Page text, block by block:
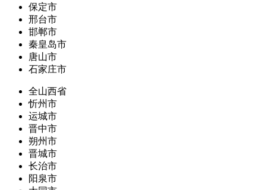
保定市
邢台市
邯郸市
秦皇岛市
唐山市
石家庄市
全山西省
忻州市
运城市
晋中市
朔州市
晋城市
长治市
阳泉市